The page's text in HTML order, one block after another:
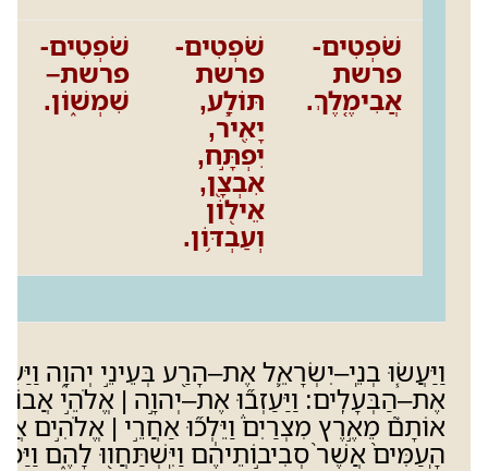
שֹׁפְטִים-
פרשת
אֲבִימֶ֤לֶךְ.
שֹׁפְטִים-
פרשת
תּוֹלָ֧ע,
יָאִ֖יר,
יִפְתָּ֣ח,
אִבְצָ֖ן,
אֵיל֖וֹן
וְעַבְדּ֥וֹן.
שֹׁפְטִים-
פרשת–
שִׁמְשׁ֑וֹן.
וַיַּעֲשׂ֧וּ בְנֵֽי–יִשְׂרָאֵ֛ל אֶת–הָרַ֖ע בְּעֵינֵ֣י יְהוָ֑ה
אֶת–הַבְּעָלִֽים:וַיַּעַזְב֞וּ אֶת–יְהוָ֣ה |אֱלֹהֵ֣י
אוֹתָם֮ מֵאֶ֣רֶץ מִצְרַיִם֒ וַיֵּלְכ֞וּ אַחֲרֵ֣י |אֱלֹהִ֣ים
הָֽעַמִּים֙ אֲשֶׁר֙ סְבִיב֣וֹתֵיהֶ֔ם וַיִּֽשְׁתַּחֲו֖וּ לָהֶ֑ם